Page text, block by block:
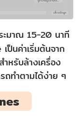
ะมาณ 15-20 นาที
ป็นค่าเริ่มต้นจาก
หรับล้างเครื่อง
ทำตามได้ง่าย ๆ